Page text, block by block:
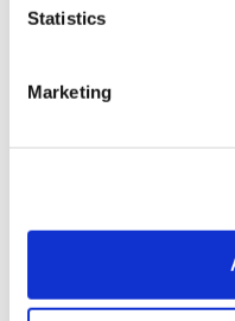
Statistics
Marketing
Mister Donut’s